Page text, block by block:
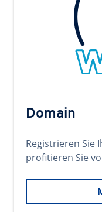
Domain
Registrieren Sie
profitieren Sie